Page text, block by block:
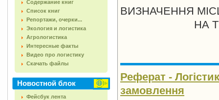
Содержание книг
Список книг
Репортажи, очерки...
Экология и логистика
Агрологистика
Интересные факты
Видео про логистику
Скачать файлы
Новостной блок
Фейсбук лента
ВИЗНАЧЕННЯ
НА
Реферат -
замовлення